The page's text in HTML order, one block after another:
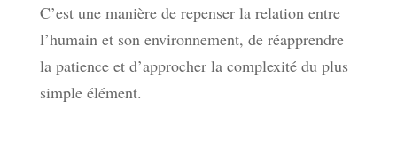
C’est une manière de repenser la relation entre
l’humain et son environnement, de réapprendre
la patience et d’approcher la complexité du plus
simple élément.